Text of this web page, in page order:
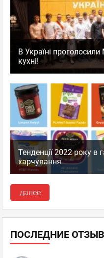
В Україні проголосили
кухні!
Тенденції 2022 року в
харчування
далее
ПОСЛЕДНИЕ